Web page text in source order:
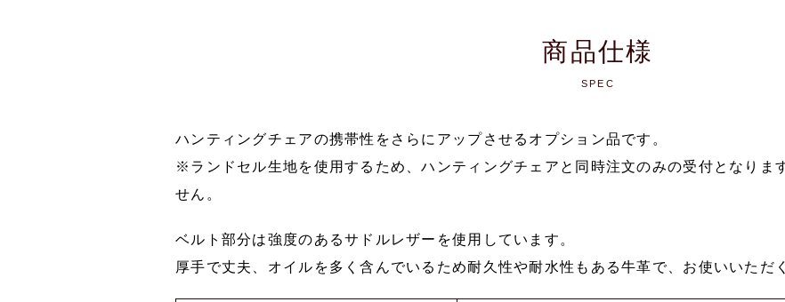
商品仕様
SPEC
ハンティングチェアの携帯性をさらにアップさせるオプション品です。
※ランドセル生地を使用するため、ハンティングチェアと同時注文のみの受付となりま
せん。
ベルト部分は強度のあるサドルレザーを使用しています。
厚手で丈夫、オイルを多く含んでいるため耐久性や耐水性もある牛革で、お使いいただ